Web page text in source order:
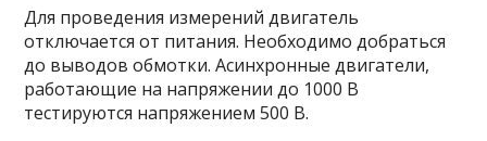
Для проведения измерений двигатель
отключается от питания. Необходимо добраться
до выводов обмотки. Асинхронные двигатели,
работающие на напряжении до 1000 В
тестируются напряжением 500 В.